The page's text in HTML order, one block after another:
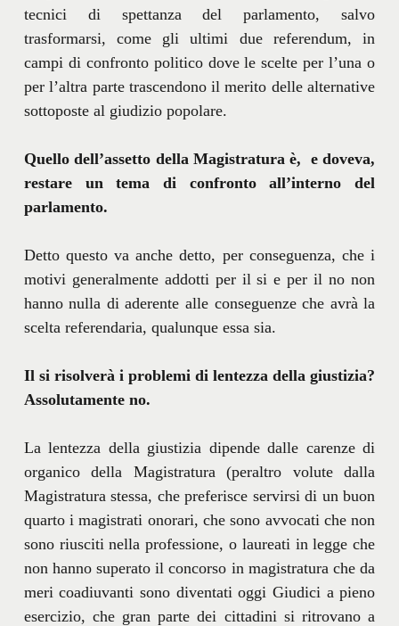
tecnici di spettanza del parlamento, salvo
trasformarsi, come gli ultimi due referendum, in
campi di confronto politico dove le scelte per l’una o
per l’altra parte trascendono il merito delle alternative
sottoposte al giudizio popolare.
Quello dell’assetto della Magistratura è, e doveva,
restare un tema di confronto all’interno del
parlamento.
Detto questo va anche detto, per conseguenza, che i
motivi generalmente addotti per il si e per il no non
hanno nulla di aderente alle conseguenze che avrà la
scelta referendaria, qualunque essa sia.
Il si risolverà i problemi di lentezza della giustizia?
Assolutamente no.
La lentezza della giustizia dipende dalle carenze di
organico della Magistratura (peraltro volute dalla
Magistratura stessa, che preferisce servirsi di un buon
quarto i magistrati onorari, che sono avvocati che non
sono riusciti nella professione, o laureati in legge che
non hanno superato il concorso in magistratura che da
meri coadiuvanti sono diventati oggi Giudici a pieno
esercizio, che gran parte dei cittadini si ritrovano a